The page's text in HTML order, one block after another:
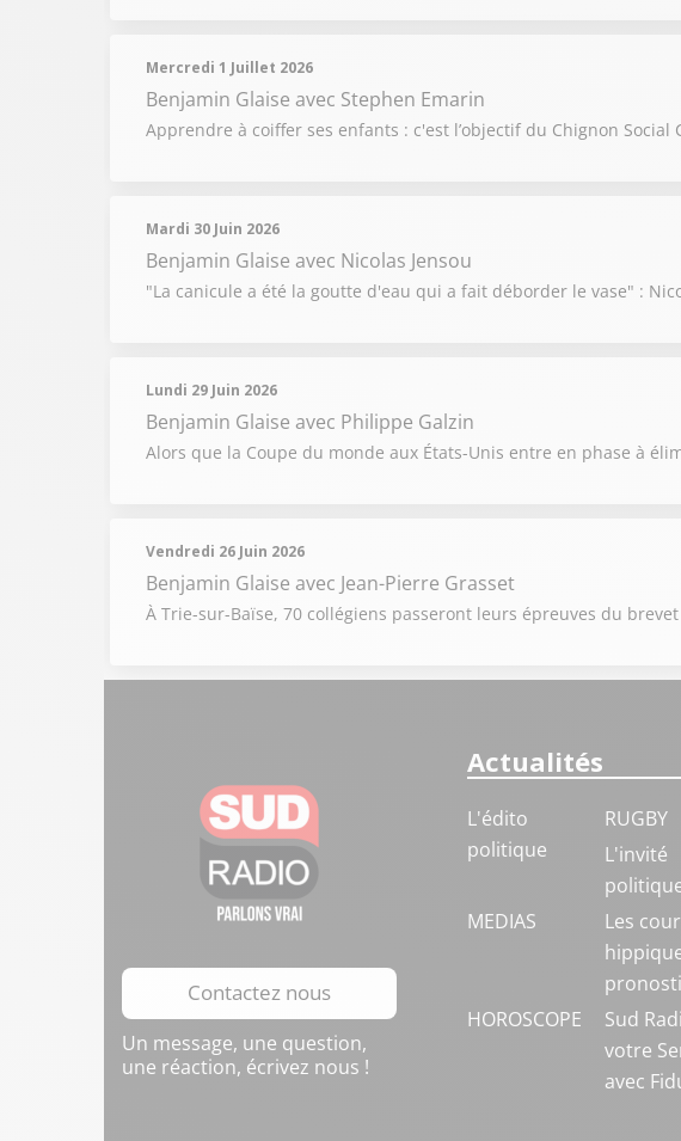
Mercredi 1 Juillet 2026
Benjamin Glaise avec Stephen Emarin
Apprendre à coiffer ses enfants : c'est l’objectif du Chignon
Mardi 30 Juin 2026
Benjamin Glaise avec Nicolas Jensou
"La canicule a été la goutte d'eau qui a fait déborder le vase" :
Lundi 29 Juin 2026
Benjamin Glaise avec Philippe Galzin
Alors que la Coupe du monde aux États-Unis entre en phase à
Vendredi 26 Juin 2026
Benjamin Glaise avec Jean-Pierre Grasset
À Trie-sur-Baïse, 70 collégiens passeront leurs épreuves du
Contactez nous
Un message, une question,
une réaction, écrivez nous !
Actualités
L'édito
politique
RUGBY
L'invité
MEDIAS
Les
HOROSCOPE
Sud
votre
avec